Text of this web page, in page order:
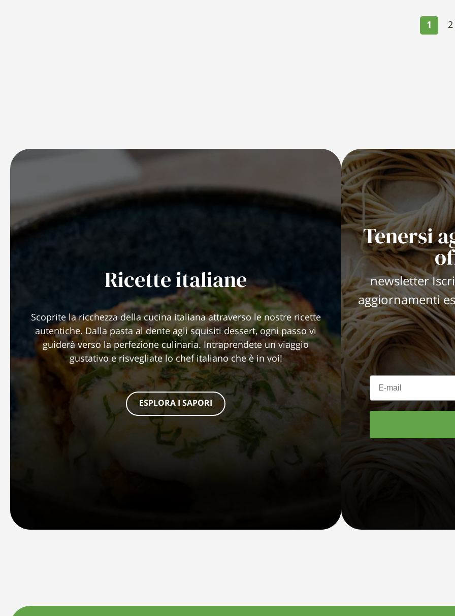
1
2
Ricette italiane
Scoprite la ricchezza della cucina italiana attraverso le nostre ricette
autentiche. Dalla pasta al dente agli squisiti dessert, ogni passo vi
guiderà verso la perfezione culinaria. Intraprendete un viaggio
gustativo e risvegliate lo chef italiano che è in voi!
ESPLORA I SAPORI
Tenersi
newsletter
aggiornamenti